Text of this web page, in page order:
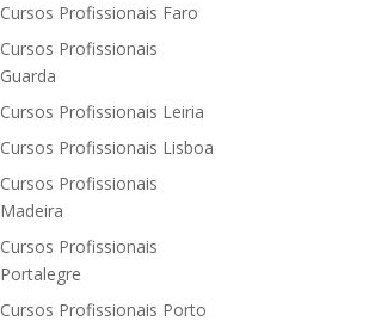
Cursos Profissionais Faro
Cursos Profissionais
Guarda
Cursos Profissionais Leiria
Cursos Profissionais Lisboa
Cursos Profissionais
Madeira
Cursos Profissionais
Portalegre
Cursos Profissionais Porto